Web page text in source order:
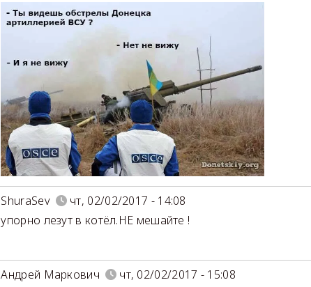
ShuraSev
чт, 02/02/2017 - 14:08
упорно лезут в котёл.НЕ мешайте !
Андрей Маркович
чт, 02/02/2017 - 15:08